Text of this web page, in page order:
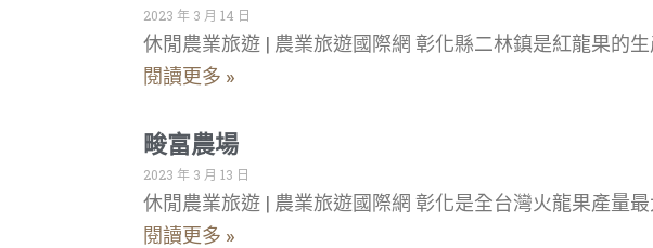
2023 年 3 月 14 日
休閒農業旅遊 | 農業旅遊國際網 彰化縣二林鎮是紅龍果的
閱讀更多 »
畯富農場
2023 年 3 月 13 日
休閒農業旅遊 | 農業旅遊國際網 彰化是全台灣火龍果產量
閱讀更多 »